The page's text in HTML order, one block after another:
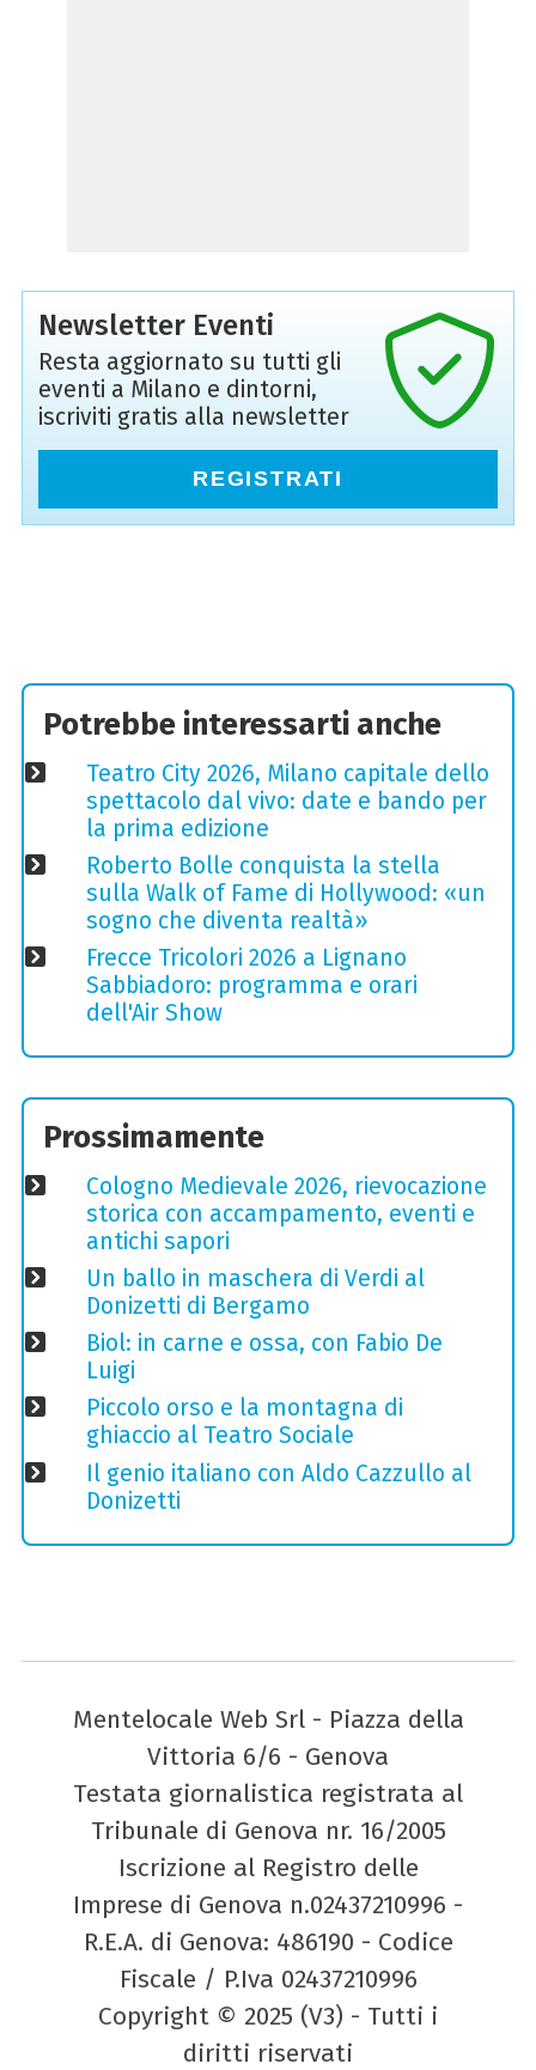
Newsletter Eventi
Resta aggiornato su tutti gli
eventi a Milano e dintorni,
iscriviti gratis alla newsletter
REGISTRATI
Potrebbe interessarti anche
Teatro City 2026, Milano capitale dello
spettacolo dal vivo: date e bando per
la prima edizione
Roberto Bolle conquista la stella
sulla Walk of Fame di Hollywood: «un
sogno che diventa realtà»
Frecce Tricolori 2026 a Lignano
Sabbiadoro: programma e orari
dell'Air Show
Prossimamente
Cologno Medievale 2026, rievocazione
storica con accampamento, eventi e
antichi sapori
Un ballo in maschera di Verdi al
Donizetti di Bergamo
Biol: in carne e ossa, con Fabio De
Luigi
Piccolo orso e la montagna di
ghiaccio al Teatro Sociale
Il genio italiano con Aldo Cazzullo al
Donizetti
Mentelocale Web Srl - Piazza della
Vittoria 6/6 - Genova
Testata giornalistica registrata al
Tribunale di Genova nr. 16/2005
Iscrizione al Registro delle
Imprese di Genova n.02437210996 -
R.E.A. di Genova: 486190 - Codice
Fiscale / P.Iva 02437210996
Copyright © 2025 (V3) - Tutti i
diritti riservati